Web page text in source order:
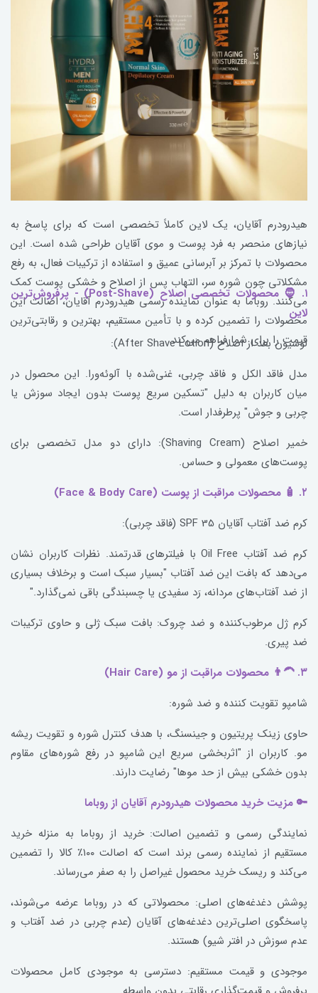
هیدرودرم آقایان، یک لاین کاملاً تخصصی است که برای پاسخ به
نیازهای منحصر به فرد پوست و موی آقایان طراحی شده است. این
محصولات با تمرکز بر آبرسانی عمیق و استفاده از ترکیبات فعال، به رفع
مشکلاتی چون شوره سر، التهاب پس از اصلاح و خشکی پوست کمک
می‌کنند. روباما به عنوان نماینده رسمی هیدرودرم آقایان، اصالت این
محصولات را تضمین کرده و با تأمین مستقیم، بهترین و رقابتی‌ترین
قیمت را برای شما فراهم می‌کند.
۱. 🧔 محصولات تخصصی اصلاح (Post-Shave) - پرفروش‌ترین
لاین
لوسیون بعد از اصلاح (After Shave Lotion):
مدل فاقد الکل و فاقد چربی، غنی‌شده با آلوئه‌ورا. این محصول در
میان کاربران به دلیل "تسکین سریع پوست بدون ایجاد سوزش یا
چربی و جوش" پرطرفدار است.
خمیر اصلاح (Shaving Cream): دارای دو مدل تخصصی برای
پوست‌های معمولی و حساس.
۲. 🧴 محصولات مراقبت از پوست (Face & Body Care)
کرم ضد آفتاب آقایان SPF 35 (فاقد چربی):
کرم ضد آفتاب Oil Free با فیلترهای قدرتمند. نظرات کاربران نشان
می‌دهد که بافت این ضد آفتاب "بسیار سبک است و برخلاف بسیاری
از ضد آفتاب‌های مردانه، رَد سفیدی یا چسبندگی باقی نمی‌گذارد."
کرم ژل مرطوب‌کننده و ضد چروک: بافت سبک ژلی و حاوی ترکیبات
ضد پیری.
۳. 👨‍🦱 محصولات مراقبت از مو (Hair Care)
شامپو تقویت کننده و ضد شوره:
حاوی زینک پریتیون و جینسنگ، با هدف کنترل شوره و تقویت ریشه
مو. کاربران از "اثربخشی سریع این شامپو در رفع شوره‌های مقاوم
بدون خشکی بیش از حد موها" رضایت دارند.
🔑 مزیت خرید محصولات هیدرودرم آقایان از روباما
نمایندگی رسمی و تضمین اصالت: خرید از روباما به منزله خرید
مستقیم از نماینده رسمی برند است که اصالت ۱۰۰٪ کالا را تضمین
می‌کند و ریسک خرید محصول غیراصل را به صفر می‌رساند.
پوشش دغدغه‌های اصلی: محصولاتی که در روباما عرضه می‌شوند،
پاسخگوی اصلی‌ترین دغدغه‌های آقایان (عدم چربی در ضد آفتاب و
عدم سوزش در افتر شیو) هستند.
موجودی و قیمت مستقیم: دسترسی به موجودی کامل محصولات